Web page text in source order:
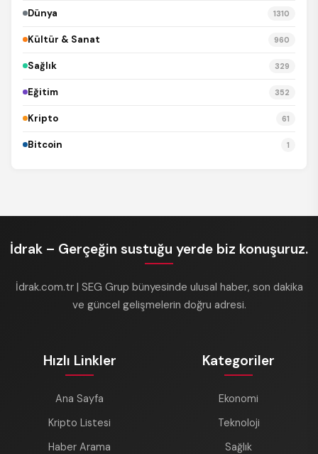
Dünya 1310
Kültür & Sanat 960
Sağlık 329
Eğitim 352
Kripto 61
Bitcoin 1
İdrak – Gerçeğin sustuğu yerde biz konuşuruz.
İdrak.com.tr | SEG Grup bünyesinde ulusal haber, son dakika
ve güncel gelişmelerin doğru adresi.
Hızlı Linkler
Ana Sayfa
Kripto Listesi
Haber Arama
Kategoriler
Ekonomi
Teknoloji
Sağlık